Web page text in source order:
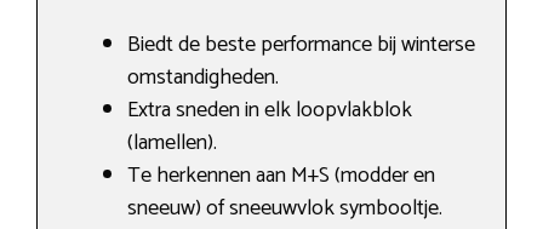
Biedt de beste performance bij winterse
omstandigheden.
Extra sneden in elk loopvlakblok
(lamellen).
Te herkennen aan M+S (modder en
sneeuw) of sneeuwvlok symbooltje.